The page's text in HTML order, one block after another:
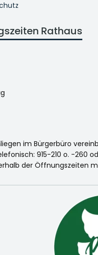
Rathaus
im Bürgerbüro
915-210 o. -260
der Öffnungszeiten